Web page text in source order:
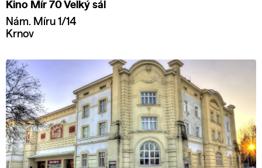
Kino Mír 70 Velký sál
Nám. Míru 1/14
Krnov